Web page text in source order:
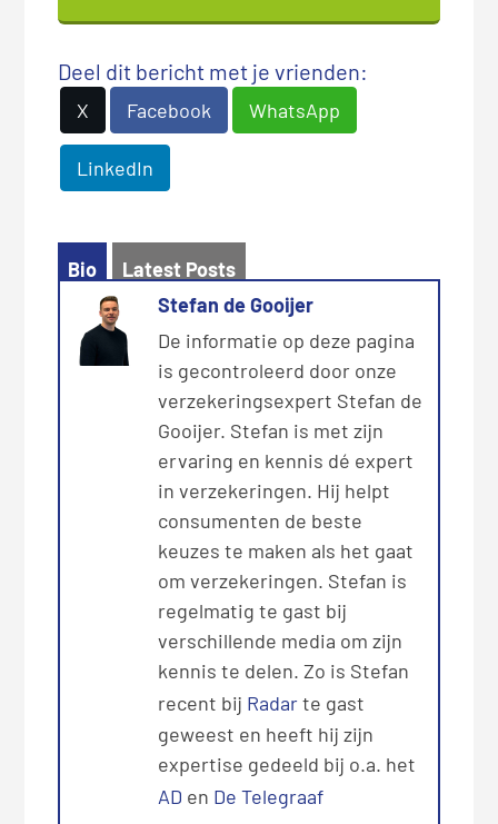
Deel dit bericht met je vrienden:
X Facebook WhatsApp
LinkedIn
Bio
Latest Posts
Stefan de Gooijer
De informatie op deze pagina
is gecontroleerd door onze
verzekeringsexpert Stefan de
Gooijer. Stefan is met zijn
ervaring en kennis dé expert
in verzekeringen. Hij helpt
consumenten de beste
keuzes te maken als het gaat
om verzekeringen. Stefan is
regelmatig te gast bij
verschillende media om zijn
kennis te delen. Zo is Stefan
recent bij Radarte gast
geweest en heeft hij zijn
expertise gedeeld bij o.a. het
AD en De Telegraaf